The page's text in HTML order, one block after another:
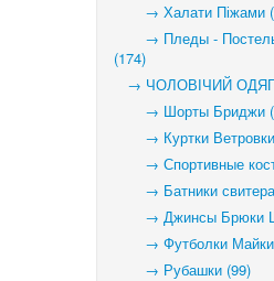
→ Халати Піжами
→ Пледы -
(174)
→ ЧОЛОВІЧИЙ ОДЯГ
→ Шорты Бриджи
→ Куртки Ветровки
→ Спортивные
→ Батники свитера
→ Джинсы Брюки
→ Футболки Майки
→ Рубашки (99)